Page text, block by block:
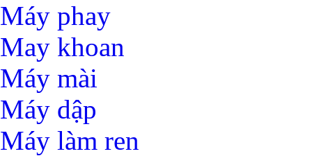
Máy phay
May khoan
Máy mài
Máy dập
Máy làm ren